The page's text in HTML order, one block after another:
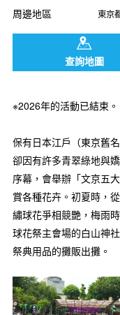
周邊地區 東京
查詢地圖
※2026年的活動已結束。
保有日本江戶（東京舊
卻因有許多青翠綠地與
序幕，會舉辦「文京五
賞各種花卉。初夏時，
繡球花爭相競艷，梅雨
球花祭主會場的白山神
祭典用品的攤販出攤。